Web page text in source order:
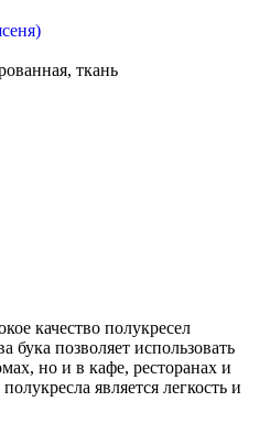
ткань
качество полукресел
позволяет использовать
но и в кафе, ресторанах и
является легкость и